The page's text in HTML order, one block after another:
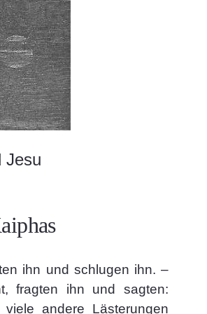
Jesu
ihn und schlugen ihn. –
fragten ihn und sagten:
andere Lästerungen